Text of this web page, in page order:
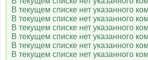
В текущем списке нет указанного
В текущем списке нет указанного
В текущем списке нет указанного
В текущем списке нет указанного
В текущем списке нет указанного
В текущем списке нет указанного